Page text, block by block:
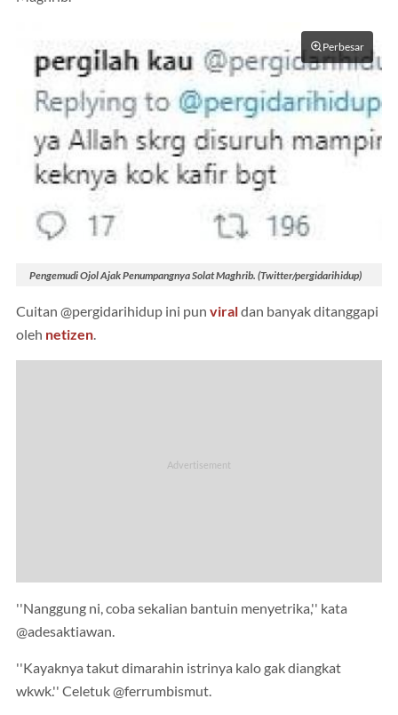
Perbesar
Pengemudi Ojol Ajak Penumpangnya Solat Maghrib. (Twitter/pergidarihidup)
Cuitan @pergidarihidup ini pun viraldan banyak ditanggapi
oleh netizen.
''Nanggung ni, coba sekalian bantuin menyetrika,'' kata
@adesaktiawan.
''Kayaknya takut dimarahin istrinya kalo gak diangkat
wkwk.'' Celetuk @ferrumbismut.